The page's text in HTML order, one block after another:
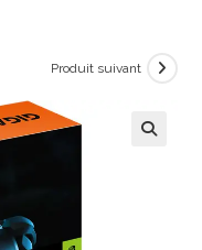
Produit suivant